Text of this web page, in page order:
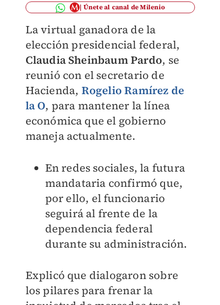
Únete al canal de Milenio
La virtual ganadora de la
elección presidencial federal,
Claudia Sheinbaum Pardo, se
reunió con el secretario de
Hacienda, Rogelio Ramírez de
la O, para mantener la línea
económica que el gobierno
maneja actualmente.
En redes sociales, la futura
mandataria confirmó que,
por ello, el funcionario
seguirá al frente de la
dependencia federal
durante su administración.
Explicó que dialogaron sobre
los pilares para frenar la